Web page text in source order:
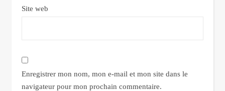
Site web
Enregistrer mon nom, mon e-mail et mon site dans le
navigateur pour mon prochain commentaire.